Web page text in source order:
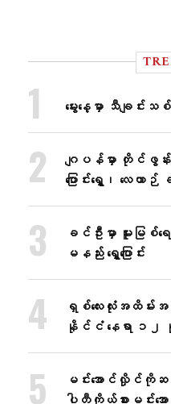
မွေးနေ့မှာ သီချင်
ဂျပန်မှာ တိုင်ဖွန်း
ပြောင်းရွှေ့၊ လေယ
ခင်ဦးမှာ မူးမြစ်ရ
မနည်း ရွှေ့ပြောင်း
ရှစ်လေးလုံးအထိမ်းအ
နိုင်ငံ နေရာ ၁၂
မင်းအောင်လှိုင်
ပါတီကိုယ်စားမင်း